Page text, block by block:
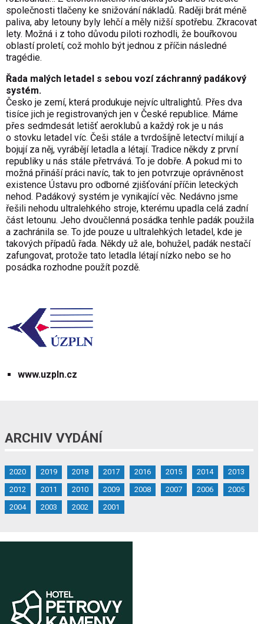
společnosti tlačeny ke snižování nákladů. Raději brát méně
paliva, aby letouny byly lehčí a měly nižší spotřebu. Zkracovat
lety. Možná i z toho důvodu piloti rozhodli, že bouřkovou
oblastí proletí, což mohlo být jednou z příčin následné
tragédie.
Řada malých letadel s sebou vozí záchranný padákový
systém.
Česko je zemí, která produkuje nejvíc ultralightů. Přes dva
tisíce jich je registrovaných jen v České republice. Máme
přes sedmdesát letišť aeroklubů a každý rok je u nás
o stovku letadel víc. Češi stále a tvrdošíjně letectví milují a
bojují za něj, vyrábějí letadla a létají. Tradice někdy z první
republiky u nás stále přetrvává. To je dobře. A pokud mi to
možná přináší práci navíc, tak to jen potvrzuje oprávněnost
existence Ústavu pro odborné zjišťování příčin leteckých
nehod. Padákový systém je vynikající věc. Nedávno jsme
řešili nehodu ultralehkého stroje, kterému upadla celá zadní
část letounu. Jeho dvoučlenná posádka tenhle padák použila
a zachránila se. To jde pouze u ultralehkých letadel, kde je
takových případů řada. Někdy už ale, bohužel, padák nestačí
zafungovat, protože tato letadla létají nízko nebo se ho
posádka rozhodne použít pozdě.
www.uzpln.cz
ARCHIV VYDÁNÍ
2020 2019 2018 2017 2016 2015 2014
2013
2012
2011 2010 2009 2008 2007 2006
2005
2004
2003 2002 2001